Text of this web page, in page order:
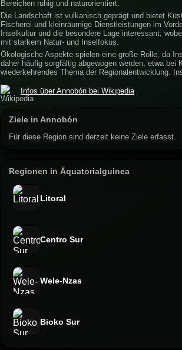
Bereichen ruhig und naturorientiert.
Die Landschaft ist vulkanisch geprägt und bietet
Fischerei und kleinräumige Dienstleistungen im
Inselkultur und die besondere Lage interessant,
mit starkem Natur- und Inselfokus.
Ökologische Aspekte spielen eine große Rolle, da
daher häufig sorgfältig abgewogen werden, etwa
wiederkehrendes Thema der Regionalentwicklung.
Infos über Annobón bei Wikipedia
Ziele in Annobón
Für diese Region sind derzeit keine Ziele erfasst.
Regionen in Äquatorialguinea
Litoral
Centro Sur
Wele-Nzas
Bioko Sur